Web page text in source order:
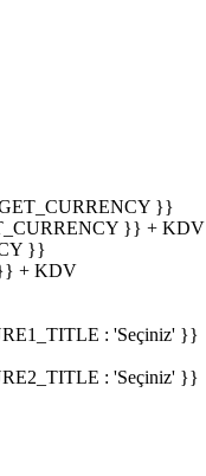
}}
}} + KDV
}}
+ KDV
: 'Seçiniz' }}
: 'Seçiniz' }}